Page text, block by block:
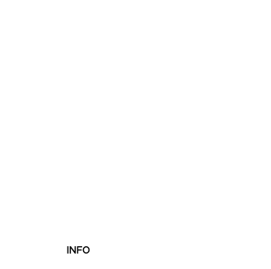
INFO